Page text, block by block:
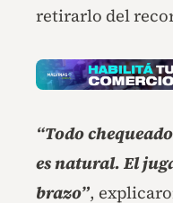
retirarlo del
“Todo
es natural. El
brazo”,